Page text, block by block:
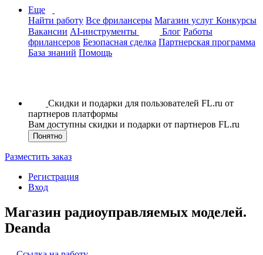
Еще
Найти работу Все фрилансеры Магазин услуг Конкурсы
Вакансии AI-инструменты Блог Работы
фрилансеров Безопасная сделка Партнерская программа
База знаний Помощь
Скидки и подарки для пользователей FL.ru от
партнеров платформы
Вам доступны скидки и подарки от партнеров FL.ru
Понятно
Разместить заказ
Регистрация
Вход
Магазин радиоуправляемых моделей.
Deanda